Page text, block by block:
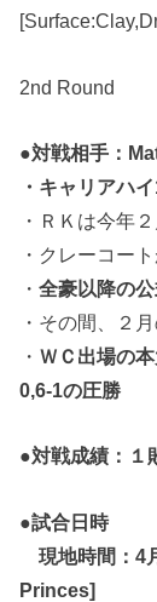
2nd Round
●対戦相手：
・キャリアハ
・ＲＫは今年
・クレーコー
・全豪以降の
・その間、２
・ ＷＣ出場の
0,6-1の圧勝
●対戦成績：１
●試合日時
現地時間：4
Princes]